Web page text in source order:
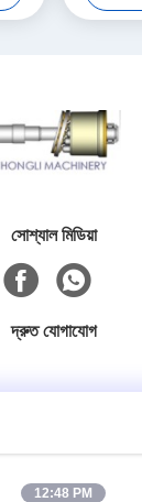
সোশ্যাল মিডিয়া
দ্রুত যোগাযোগ
12:48 PM